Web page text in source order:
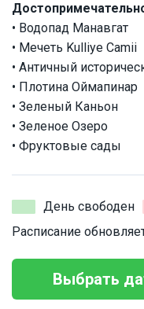
• Водопад Манавгат
• Мечеть Kulliye Camii
• Античный
• Плотина Оймапинар
• Зеленый Каньон
• Зеленое Озеро
• Фруктовые сады
День свободен
Расписание
Выбрать